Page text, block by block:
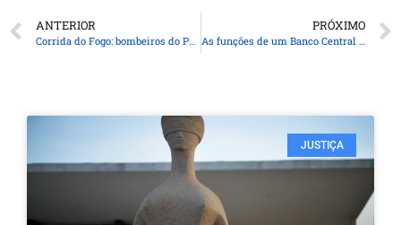
ANTERIOR
Corrida do Fogo: bombeiros do Paraná encaram desafio solidário neste sábado
PRÓXIMO
As funções de um Banco Central na Argentina e no mundo
JUSTIÇA